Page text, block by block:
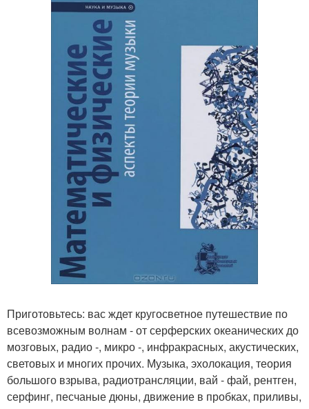
Приготовьтесь: вас ждет кругосветное путешествие по
всевозможным волнам - от серферских океанических до
мозговых, радио -, микро -, инфракрасных, акустических,
световых и многих прочих. Музыка, эхолокация, теория
большого взрыва, радиотрансляции, вай - фай, рентген,
серфинг, песчаные дюны, движение в пробках, приливы,